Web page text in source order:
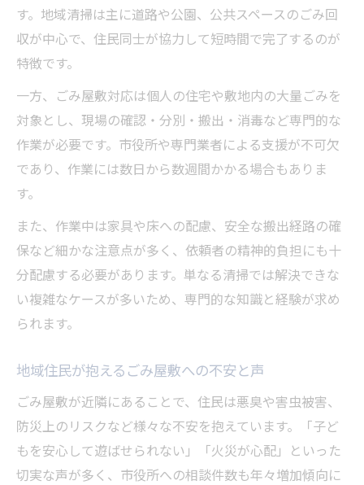
す。地域清掃は主に道路や公園、公共スペースのごみ回
収が中心で、住民同士が協力して短時間で完了するのが
特徴です。
一方、ごみ屋敷対応は個人の住宅や敷地内の大量ごみを
対象とし、現場の確認・分別・搬出・消毒など専門的な
作業が必要です。市役所や専門業者による支援が不可欠
であり、作業には数日から数週間かかる場合もありま
す。
また、作業中は家具や床への配慮、安全な搬出経路の確
保など細かな注意点が多く、依頼者の精神的負担にも十
分配慮する必要があります。単なる清掃では解決できな
い複雑なケースが多いため、専門的な知識と経験が求め
られます。
地域住民が抱えるごみ屋敷への不安と声
ごみ屋敷が近隣にあることで、住民は悪臭や害虫被害、
防災上のリスクなど様々な不安を抱えています。「子ど
もを安心して遊ばせられない」「火災が心配」といった
切実な声が多く、市役所への相談件数も年々増加傾向に